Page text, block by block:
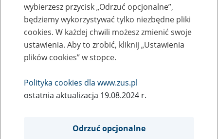
Zaproś ZUS do siebie - zakładanie profili
eZUS w siedzibie Twojej firmy
Rodzaj wydarzenia
Szkolenia
wybierzesz przycisk „Odrzuć opcjonalne”,
będziemy wykorzystywać tylko niezbędne pliki
cookies. W każdej chwili możesz zmienić swoje
ustawienia. Aby to zrobić, kliknij „Ustawienia
plików cookies” w stopce.
Polityka cookies dla www.zus.pl
ostatnia aktualizacja 19.08.2024 r.
Odrzuć opcjonalne